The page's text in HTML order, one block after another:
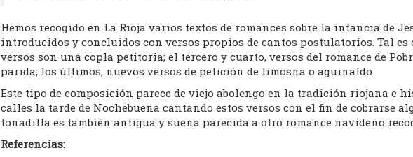
Hemos recogido en La Rioja varios textos de romances sobre la infancia de
introducidos y concluidos con versos propios de cantos postulatorios. Tal es
versos son una copla petitoria; el tercero y cuarto, versos del romance de
parida; los últimos, nuevos versos de petición de limosna o aguinaldo.
Este tipo de composición parece de viejo abolengo en la tradición riojana e
calles la tarde de Nochebuena cantando estos versos con el fin de cobrarse
tonadilla es también antigua y suena parecida a otro romance navideño
Referencias: